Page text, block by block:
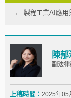
製程工業AI應用
陳郁
副法
上稿時間： 2025年05